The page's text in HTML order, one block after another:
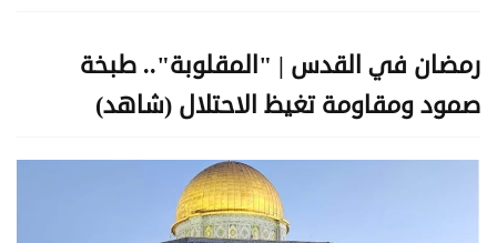
رمضان في القدس | "المقلوبة".. طبخة
صمود ومقاومة تغيظ الاحتلال (شاهد)